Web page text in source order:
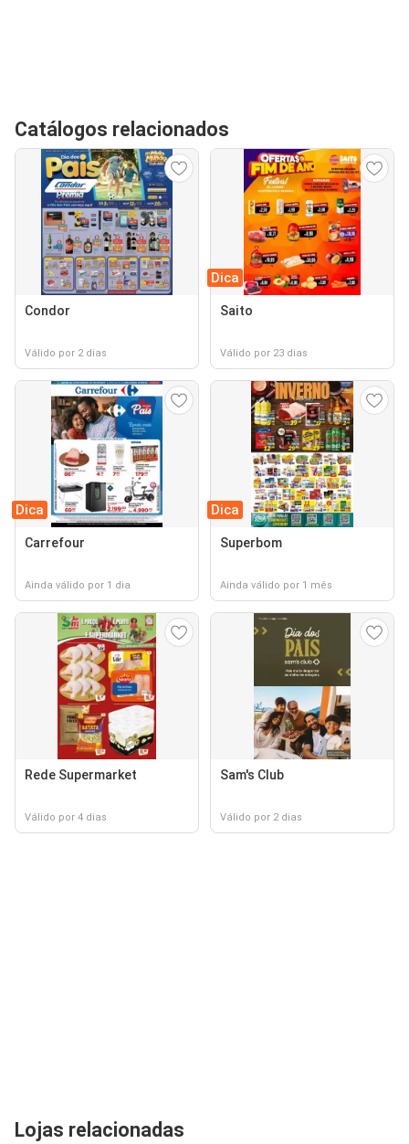
Catálogos relacionados
Condor
Válido por 2 dias
Dica
Saito
Válido por 23 dias
Dica
Carrefour
Ainda válido por 1 dia
Dica
Superbom
Ainda válido por 1 mês
Rede Supermarket
Válido por 4 dias
Sam's Club
Válido por 2 dias
Lojas relacionadas